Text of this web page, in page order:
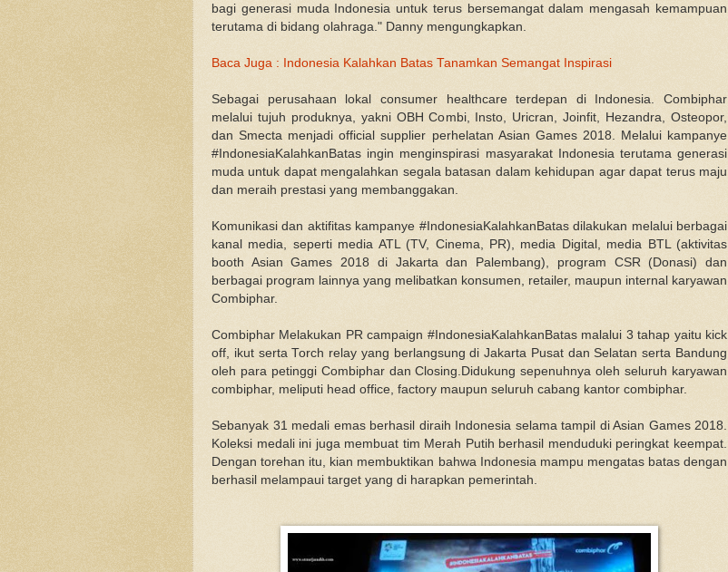
bagi generasi muda Indonesia untuk terus bersemangat dalam mengasah kemampuan
terutama di bidang olahraga." Danny mengungkapkan.
Baca Juga : Indonesia Kalahkan Batas Tanamkan Semangat Inspirasi
Sebagai perusahaan lokal consumer healthcare terdepan di Indonesia. Combiphar
melalui tujuh produknya, yakni OBH Combi, Insto, Uricran, Joinfit, Hezandra, Osteopor,
dan Smecta menjadi official supplier perhelatan Asian Games 2018. Melalui kampanye
#IndonesiaKalahkanBatas ingin menginspirasi masyarakat Indonesia terutama generasi
muda untuk dapat mengalahkan segala batasan dalam kehidupan agar dapat terus maju
dan meraih prestasi yang membanggakan.
Komunikasi dan aktifitas kampanye #IndonesiaKalahkanBatas dilakukan melalui berbagai
kanal media, seperti media ATL (TV, Cinema, PR), media Digital, media BTL (aktivitas
booth Asian Games 2018 di Jakarta dan Palembang), program CSR (Donasi) dan
berbagai program lainnya yang melibatkan konsumen, retailer, maupun internal karyawan
Combiphar.
Combiphar Melakukan PR campaign #IndonesiaKalahkanBatas malalui 3 tahap yaitu kick
off, ikut serta Torch relay yang berlangsung di Jakarta Pusat dan Selatan serta Bandung
oleh para petinggi Combiphar dan Closing.Didukung sepenuhnya oleh seluruh karyawan
combiphar, meliputi head office, factory maupun seluruh cabang kantor combiphar.
Sebanyak 31 medali emas berhasil diraih Indonesia selama tampil di Asian Games 2018.
Koleksi medali ini juga membuat tim Merah Putih berhasil menduduki peringkat keempat.
Dengan torehan itu, kian membuktikan bahwa Indonesia mampu mengatas batas dengan
berhasil melampaui target yang di harapkan pemerintah.